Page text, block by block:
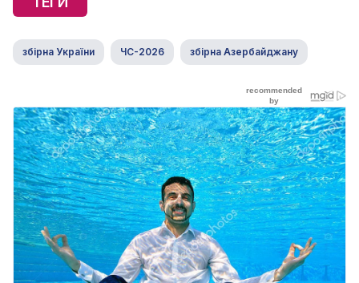
збірна України ЧС-2026 збірна Азербайджану